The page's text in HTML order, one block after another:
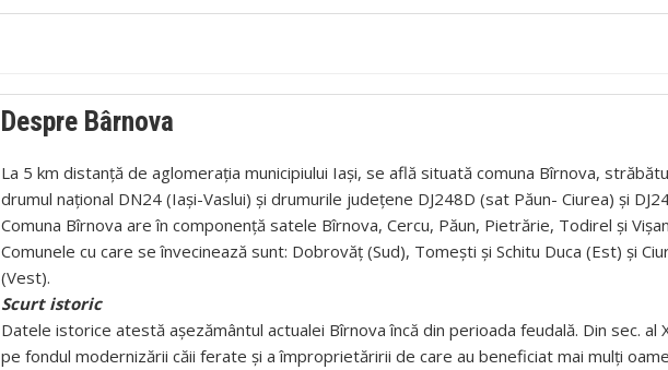
Despre Bârnova
La 5 km distanță de aglomerația municipiului Iași, se află situată comuna Bîrnova,
drumul național DN24 (Iași-Vaslui) și drumurile județene DJ248D (sat Păun- Ciurea) și
Comuna Bîrnova are în componență satele Bîrnova, Cercu, Păun, Pietrărie, Todirel și
Comunele cu care se învecinează sunt: Dobrovăț (Sud), Tomești și Schitu Duca (Est) și
(Vest).
Scurt istoric
Datele istorice atestă așezământul actualei Bîrnova încă din perioada feudală. Din sec. al
pe fondul modernizării căii ferate și a împroprietăririi de care au beneficiat mai mulți